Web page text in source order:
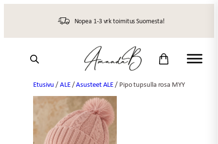
Nopea 1-3 vrk toimitus Suomesta!
Etusivu /ALE/Asusteet ALE/ Pipo tupsulla rosa MYY